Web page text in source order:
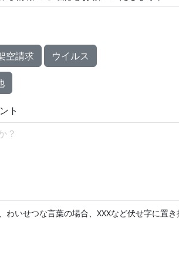
空請求 ウイルス
ト
わいせつな言葉の場合、XXXなど伏せ字に置き